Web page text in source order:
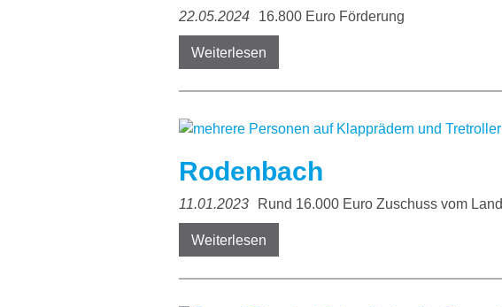
22.05.2024 16.800 Euro Förderung
Weiterlesen
Rodenbach
11.01.2023 Rund 16.000 Euro Zuschuss vom Land
Weiterlesen